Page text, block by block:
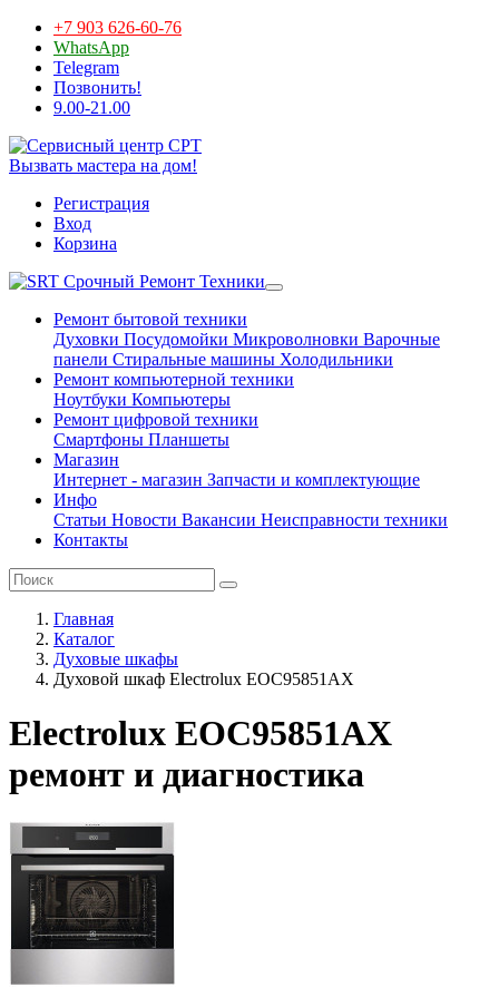
+7 903 626-60-76
WhatsApp
Telegram
Позвонить!
9.00-21.00
Вызвать мастера на дом!
Регистрация
Вход
Корзина
Срочный Ремонт Техники
Ремонт бытовой техники
Духовки Посудомойки Микроволновки Варочные
панели Стиральные машины Холодильники
Ремонт компьютерной техники
Ноутбуки Компьютеры
Ремонт цифровой техники
Смартфоны Планшеты
Магазин
Интернет - магазин Запчасти и комплектующие
Инфо
Статьи Новости Вакансии Неисправности техники
Контакты
Главная
Каталог
Духовые шкафы
Духовой шкаф Electrolux EOC95851AX
Electrolux EOC95851AX
ремонт и диагностика